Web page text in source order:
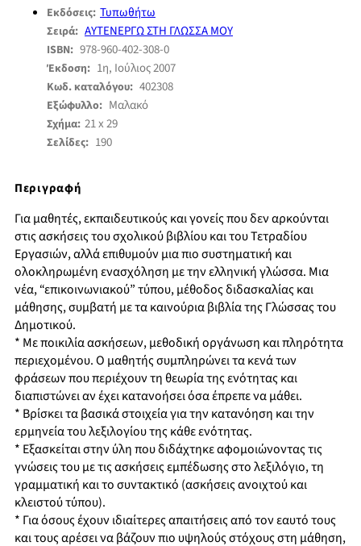
Εκδόσεις: Τυπωθήτω
Σειρά: ΑΥΤΕΝΕΡΓΩ ΣΤΗ ΓΛΩΣΣΑ ΜΟΥ
ISBN: 978-960-402-308-0
Έκδοση: 1η, Ιούλιος 2007
Κωδ. καταλόγου: 402308
Εξώφυλλο: Μαλακό
Σχήμα: 21 x 29
Σελίδες: 190
Περιγραφή
Για μαθητές, εκπαιδευτικούς και γονείς που δεν αρκούνται
στις ασκήσεις του σχολικού βιβλίου και του Τετραδίου
Εργασιών, αλλά επιθυμούν μια πιο συστηματική και
ολοκληρωμένη ενασχόληση με την ελληνική γλώσσα. Μια
νέα, “επικοινωνιακού” τύπου, μέθοδος διδασκαλίας και
μάθησης, συμβατή με τα καινούρια βιβλία της Γλώσσας του
Δημοτικού.
* Με ποικιλία ασκήσεων, μεθοδική οργάνωση και πληρότητα
περιεχομένου. Ο μαθητής συμπληρώνει τα κενά των
φράσεων που περιέχουν τη θεωρία της ενότητας και
διαπιστώνει αν έχει κατανοήσει όσα έπρεπε να μάθει.
* Βρίσκει τα βασικά στοιχεία για την κατανόηση και την
ερμηνεία του λεξιλογίου της κάθε ενότητας.
* Εξασκείται στην ύλη που διδάχτηκε αφομοιώνοντας τις
γνώσεις του με τις ασκήσεις εμπέδωσης στο λεξιλόγιο, τη
γραμματική και το συντακτικό (ασκήσεις ανοιχτού και
κλειστού τύπου).
* Για όσους έχουν ιδιαίτερες απαιτήσεις από τον εαυτό τους
και τους αρέσει να βάζουν πιο υψηλούς στόχους στη μάθηση,